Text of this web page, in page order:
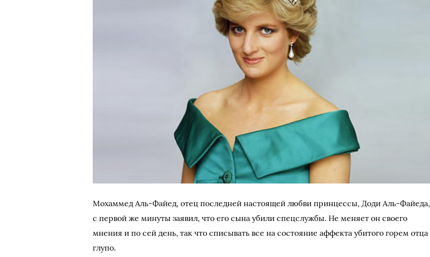
Мохаммед Аль-Файед, отец последней настоящей любви принцессы, Доди Аль-Файеда,
с первой же минуты заявил, что его сына убили спецслужбы. Не меняет он своего
мнения и по сей день, так что списывать все на состояние аффекта убитого горем отца
глупо.